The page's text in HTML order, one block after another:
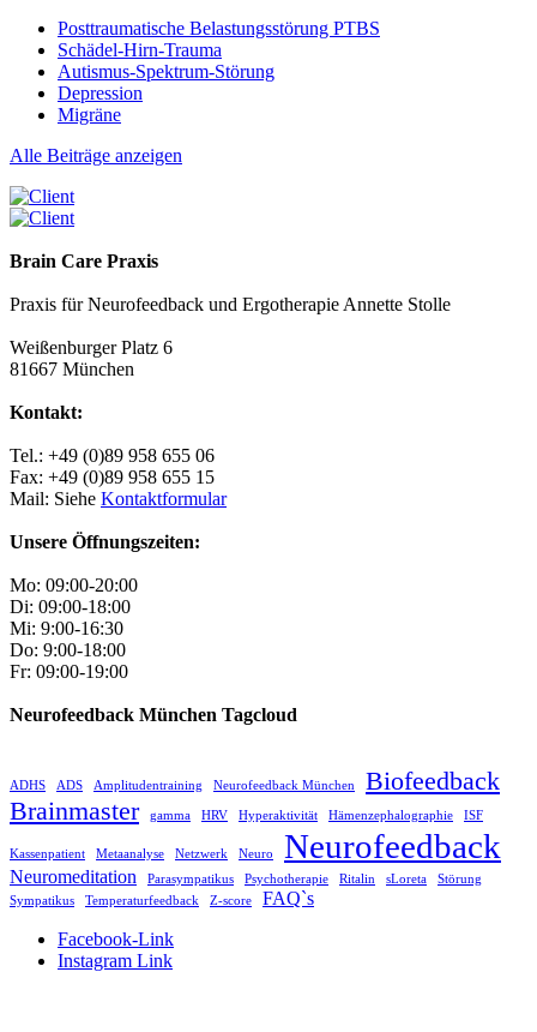
Posttraumatische Belastungsstörung PTBS
Schädel-Hirn-Trauma
Autismus-Spektrum-Störung
Depression
Migräne
Alle Beiträge anzeigen
Brain Care Praxis
Praxis für Neurofeedback und Ergotherapie Annette Stolle
Weißenburger Platz 6
81667 München
Kontakt:
Tel.: +49 (0)89 958 655 06
Fax: +49 (0)89 958 655 15
Mail: Siehe Kontaktformular
Unsere Öffnungszeiten:
Mo: 09:00-20:00
Di: 09:00-18:00
Mi: 9:00-16:30
Do: 9:00-18:00
Fr: 09:00-19:00
Neurofeedback München Tagcloud
ADHS ADS Amplitudentraining Neurofeedback München
Biofeedback
Brainmaster
gamma HRV Hyperaktivität Hämenzephalographie ISF
Kassenpatient Metaanalyse Netzwerk Neuro Neurofeedback
Neuromeditation Parasympatikus Psychotherapie Ritalin sLoreta
Störung
Sympatikus
Temperaturfeedback Z-score
FAQ`s
Facebook-Link
Instagram Link